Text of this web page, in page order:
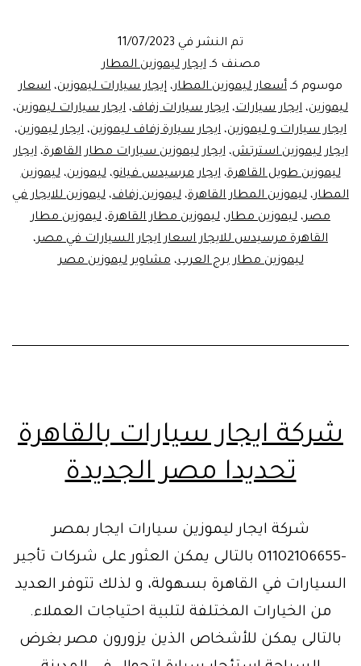
ليموزين
مصر..
ايجار
ليموزين
تم النشر في 11/07/2023
مصنف كـايجار ليموزين المطار
موسوم كـ أسعار ليموزين المطار، إيجار سيارات ليموزين، اسعار
ليموزين، ايجار سيارات، ايجار سيارات زفاف، ايجار سيارات ليموزين،
ايجار سيارات و ليموزين، ايجار سيارة زفاف ليموزين، ايجار ليموزين،
ايجار ليموزين استرتش،ايجار ليموزين سيارات مطار القاهرة،ايجار
ليموزين طويل القاهرة،ايجار مرسيدس فيانو،ليموزين،ليموزين
المطار، ليموزين المطار القاهرة، ليموزين زفاف، ليموزين للايجار في
مصر، ليموزين مطار، ليموزين مطار القاهرة، ليموزين مطار
القاهرة مرسيدس للايجار اسعار ايجار السيارات في مصر،
ليموزين مطار برج العرب،مشاوير ليموزين مصر
شركة ايجار سيارات بالقاهرة
تحديدا مصر الجديدة
شركة ايجار ليموزين سيارات ايجار بمصر
-01102106655 بالتالى يمكن العثور على شركات تأجير
السيارات في القاهرة بسهولة، و لذلك تتوفر العديد
من الخيارات المختلفة لتلبية احتياجات العملاء.
بالتالى يمكن للأشخاص الذين يزورون مصر بغرض